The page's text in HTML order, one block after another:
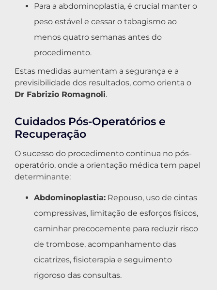
Para a abdominoplastia, é crucial manter o
peso estável e cessar o tabagismo ao
menos quatro semanas antes do
procedimento.
Estas medidas aumentam a segurança e a
previsibilidade dos resultados, como orienta o
Dr Fabrizio Romagnoli.
Cuidados Pós-Operatórios e
Recuperação
O sucesso do procedimento continua no pós-
operatório, onde a orientação médica tem papel
determinante:
Abdominoplastia: Repouso, uso de cintas
compressivas, limitação de esforços físicos,
caminhar precocemente para reduzir risco
de trombose, acompanhamento das
cicatrizes, fisioterapia e seguimento
rigoroso das consultas.